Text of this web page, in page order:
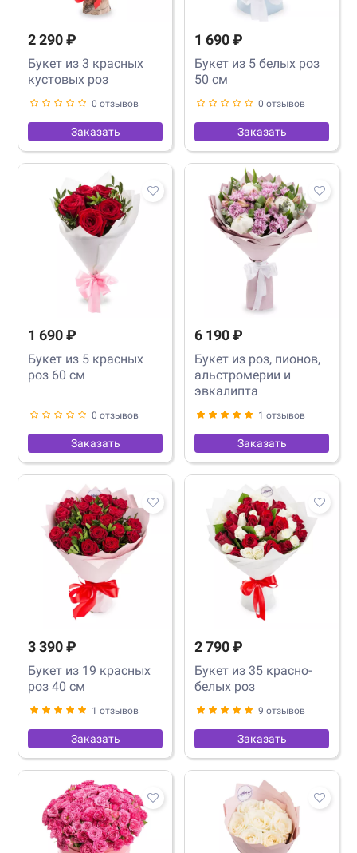
2 290 ₽
Букет из 3 красных
кустовых роз
0 отзывов
Заказать
1 690 ₽
Букет из 5 белых роз
50 см
0 отзывов
Заказать
1 690 ₽
Букет из 5 красных
роз 60 см
0 отзывов
Заказать
6 190 ₽
Букет из роз, пионов,
альстромерии и
эвкалипта
1 отзывов
Заказать
3 390 ₽
Букет из 19 красных
роз 40 см
1 отзывов
Заказать
2 790 ₽
Букет из 35 красно-
белых роз
9 отзывов
Заказать